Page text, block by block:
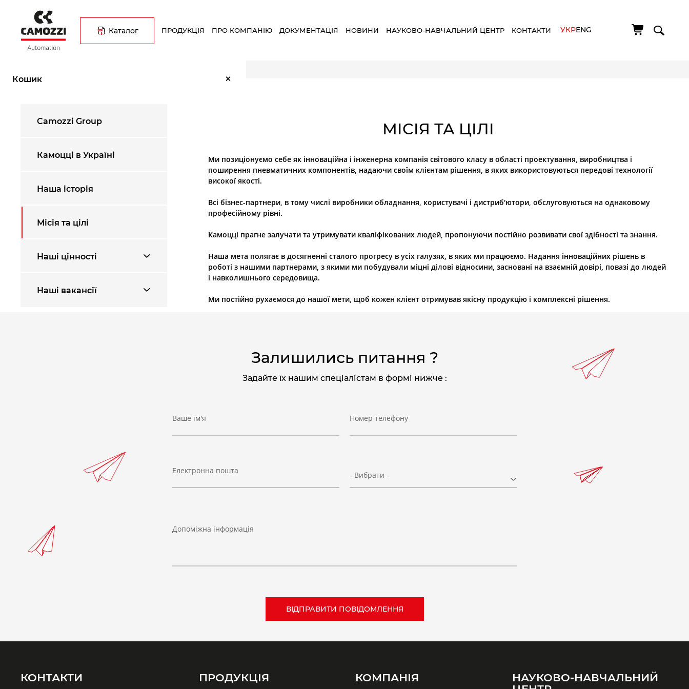
основного
вмісту
Каталог ПРОДУКЦІЯ ПРО КОМПАНІЮ ДОКУМЕНТАЦІЯ НОВИНИ НАУКОВО-НАВЧАЛЬНИЙ ЦЕНТР КОНТАКТИ УКРENG
Кошик ×
навіґації
ПроCamozzi Group
Камоцці в Україні
Наша історія
Місія та цілі
Наші цінності
Наші вакансії
МІСІЯ ТА ЦІЛІ
Ми позиціонуємо себе як інноваційна і інженерна компанія світового класу в області проектування, виробництва і
поширення пневматичних компонентів, надаючи своїм клієнтам рішення, в яких використовуються передові технології
високої якості.
Всі бізнес-партнери, в тому числі виробники обладнання, користувачі і дистриб'ютори, обслуговуються на однаковому
професійному рівні.
Камоцці прагне залучати та утримувати кваліфікованих людей, пропонуючи постійно розвивати свої здібності та знання.
Наша мета полягає в досягненні сталого прогресу в усіх галузях, в яких ми працюємо. Надання інноваційних рішень в
роботі з нашими партнерами, з якими ми побудували міцні ділові відносини, засновані на взаємній довірі, повазі до людей
і навколишнього середовища.
Ми постійно рухаємося до нашої мети, щоб кожен клієнт отримував якісну продукцію і комплексні рішення.
Залишились питання ?
Задайте їх нашим спеціалістам в формі нижче :
Ваше ім'я Номер телефону
Електронна пошта - Вибрати -
Допоміжна інформація
КОНТАКТИ ПРОДУКЦІЯ КОМПАНІЯ
НАУКОВО-НАВЧАЛЬНИЙ